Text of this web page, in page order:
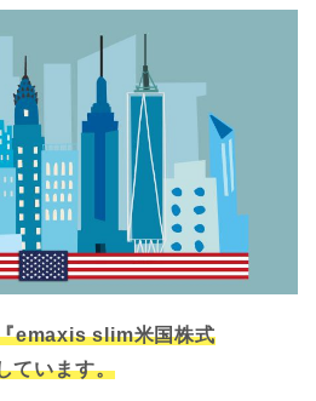
emaxis slim米国株式
ています。